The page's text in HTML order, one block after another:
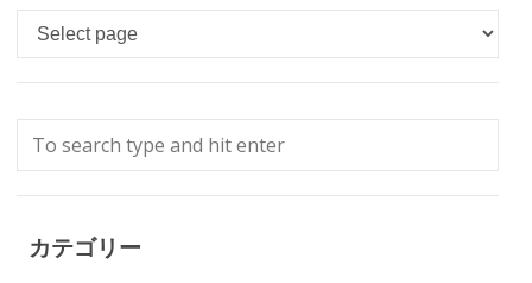
Languages
カテゴリー